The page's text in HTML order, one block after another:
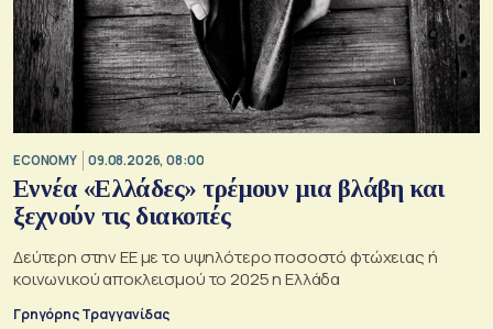
ECONOMY 09.08.2026, 08:00
Εννέα «Ελλάδες» τρέμουν μια βλάβη και
ξεχνούν τις διακοπές
Δεύτερη στην ΕΕ με το υψηλότερο ποσοστό φτώχειας ή
κοινωνικού αποκλεισμού το 2025 η Ελλάδα
Γρηγόρης Τραγγανίδας